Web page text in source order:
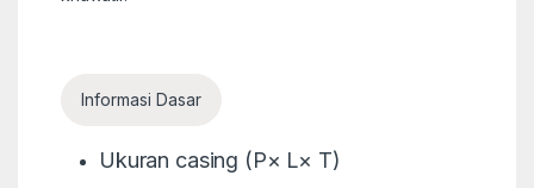
Informasi Dasar
Ukuran casing (P× L× T)